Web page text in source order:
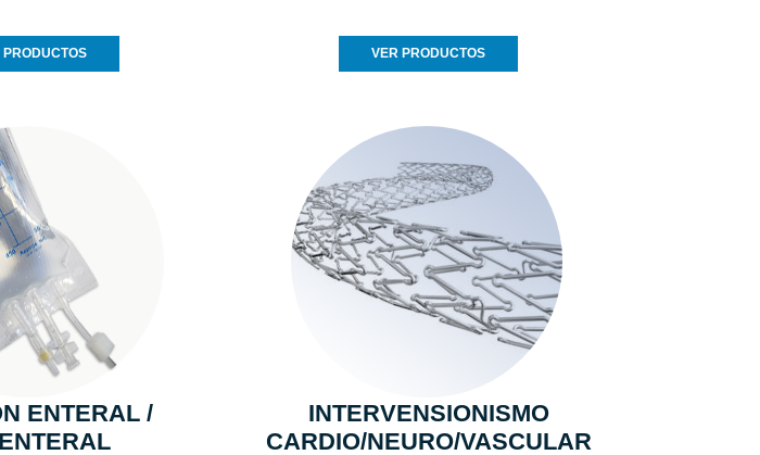
PRODUCTOS VER PRODUCTOS
ENTERAL /
INTERVENSIONISMO
CARDIO/NEURO/VASCULAR